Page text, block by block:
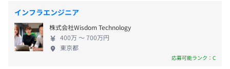
◆駅メモ！Our Rails（略称：アワメモ！）：
rails.ekimemo.com/
アプリ版「駅メモ！」での楽しみ方に加え、ユーザー自ら
フェアマスターとして駅を盛り上げる「フェア機能」が新
たに導入されたユーザー共同運営型位置ゲームです。
◆法定休暇
産前産後休業、育児休業（男女ともに利用実績有）、介護
休業、子の看護等休暇、介護休暇、妊娠休暇、エフ休暇
際に新卒2年目でプロジェクトリーダーになった社員
もいます。 また、モバイルファクトリーは「わたし
たちの成長は会社の幸せ。会社の成長はわたしたち
の幸せ。」という行動指針のもと、自ら学ぶ意欲の
ある社員を支援しています。 具体的には、金銭的支
インフラエンジニア
株式会社Wisdom Technology
400万 〜 700万円
東京都
応募可能ランク：C